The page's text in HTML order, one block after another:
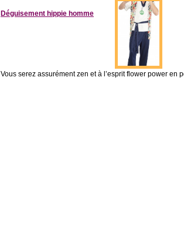
Déguisement hippie homme
Vous serez assurément zen et à l’esprit flower power en